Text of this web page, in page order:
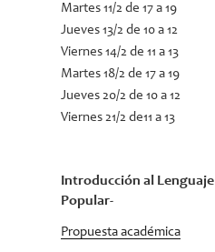
Martes 11/2 de 17 a 19
Jueves 13/2 de 10 a 12
Viernes 14/2 de 11 a 13
Martes 18/2 de 17 a 19
Jueves 20/2 de 10 a 12
Viernes 21/2 de11 a 13
Introducción al
Popular-
Propuesta académica